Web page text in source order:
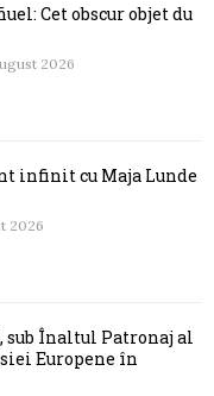
Cet obscur objet du
2026
infinit cu Maja Lunde
2026
sub Înaltul Patronaj al
Europene în